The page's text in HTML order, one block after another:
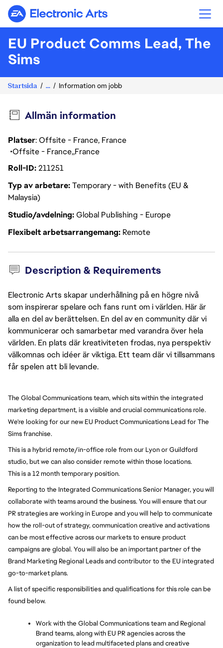
Electronic Arts
EU Product Comms Lead, The
Sims
Startsida ... Information om jobb
Allmän information
Platser: Offsite - France, France
Offsite - France France
Roll-ID211251
Typ av arbetareTemporary - with Benefits (EU &
Malaysia)
Studio/avdelningGlobal Publishing - Europe
Flexibelt arbetsarrangemang Remote
Description & Requirements
Electronic Arts skapar underhållning på en högre nivå
som inspirerar spelare och fans runt om i världen. Här är
alla en del av berättelsen. En del av en community där vi
kommunicerar och samarbetar med varandra över hela
världen. En plats där kreativiteten frodas, nya perspektiv
välkomnas och idéer är viktiga. Ett team där vi tillsammans
får spelen att bli levande.
The Global Communications team, which sits within the integrated
marketing department, is a visible and crucial communications role.
We're looking for our new EU Product Communications Lead for The
Sims franchise.
This is a hybrid remote/in-office role from our Lyon or Guildford
studio, but we can also consider remote within those locations.
This is a 12 month temporary position.
Reporting to the Integrated Communications Senior Manager, you will
collaborate with teams around the business. You will ensure that our
PR strategies are working in Europe and you will help to communicate
how the roll-out of strategy, communication creative and activations
can be most effective across our markets to ensure product
campaigns are global. You will also be an important partner of the
Brand Marketing Regional Leads and contributor to the EU integrated
go-to-market plans.
A list of specific responsibilities and qualifications for this role can be
found below.
Work with the Global Communications team and Regional
Brand teams, along with EU PR agencies across the
organization to lead multifaceted plans and creative